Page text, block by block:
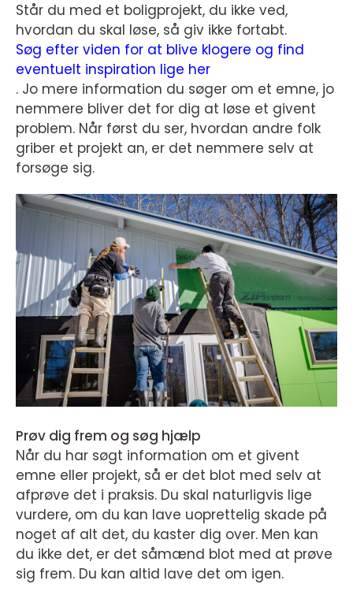
Står du med et boligprojekt, du ikke ved,
hvordan du skal løse, så giv ikke fortabt.
Søg efter viden for at blive klogere og find
eventuelt inspiration lige her
. Jo mere information du søger om et emne, jo
nemmere bliver det for dig at løse et givent
problem. Når først du ser, hvordan andre folk
griber et projekt an, er det nemmere selv at
forsøge sig.
Prøv dig frem og søg hjælp
Når du har søgt information om et givent
emne eller projekt, så er det blot med selv at
afprøve det i praksis. Du skal naturligvis lige
vurdere, om du kan lave uoprettelig skade på
noget af alt det, du kaster dig over. Men kan
du ikke det, er det såmænd blot med at prøve
sig frem. Du kan altid lave det om igen.